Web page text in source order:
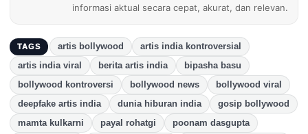
informasi aktual secara cepat, akurat, dan relevan.
TAGS artis bollywood
artis india kontroversial
artis india viral
berita artis india
bipasha basu
bollywood kontroversi
bollywood news
bollywood viral
deepfake artis india
dunia hiburan india
gosip bollywood
mamta kulkarni
payal rohatgi
poonam dasgupta